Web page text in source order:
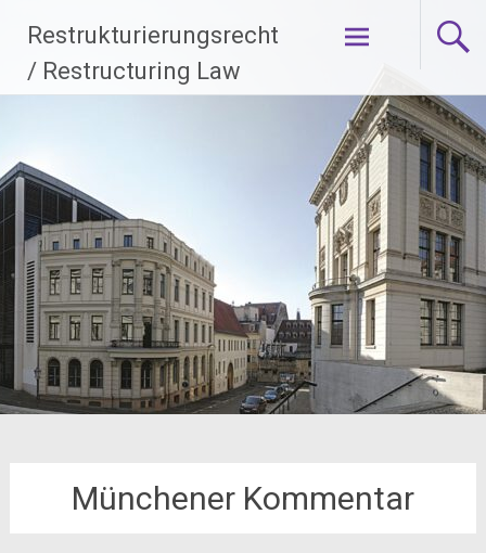
Inhalt
springen
Restrukturierungsrecht
/ Restructuring Law
Münchener Kommentar